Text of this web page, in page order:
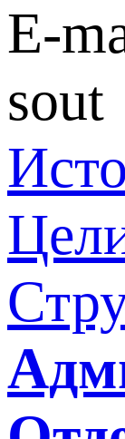
Е-
sout